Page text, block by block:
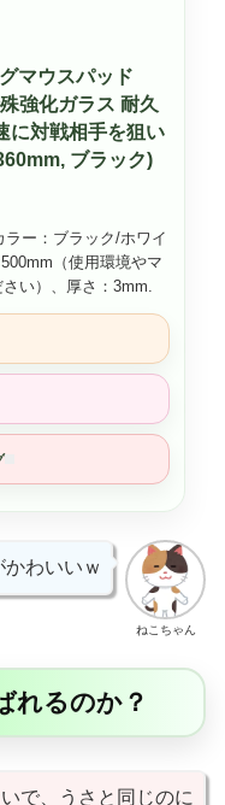
マウスパッド
強化ガラス 耐久
に対戦相手を狙い
ブラック)
ラー：ブラック/ホワイ
（使用環境やマ
い）、厚さ：3mm.
ねこちゃん
かわいいｗ
れるのか？
で、うさと同じのに